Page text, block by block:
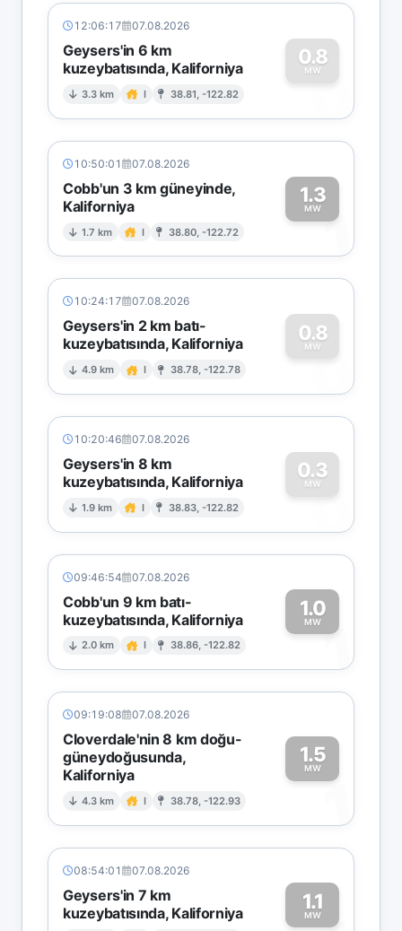
12:06:17 07.08.2026
Geysers'in 6 km
kuzeybatısında, Kaliforniya
3.3 km I 38.81, -122.82
0.8
MW
0
10:50:01 07.08.2026
Cobb'un 3 km güneyinde,
Kaliforniya
1.7 km I 38.80, -122.72
1.3
MW1
10:24:17 07.08.2026
Geysers'in 2 km batı-
kuzeybatısında, Kaliforniya
4.9 km I 38.78, -122.78
0.8
MW
0
10:20:46 07.08.2026
Geysers'in 8 km
kuzeybatısında, Kaliforniya
1.9 km I 38.83, -122.82
0.3
MW
0
09:46:54 07.08.2026
Cobb'un 9 km batı-
kuzeybatısında, Kaliforniya
2.0 km I 38.86, -122.82
1.0
MW1
09:19:08 07.08.2026
Cloverdale'nin 8 km doğu-
güneydoğusunda,
Kaliforniya
4.3 km I 38.78, -122.93
1.5
MW
1
08:54:01 07.08.2026
Geysers'in 7 km
kuzeybatısında, Kaliforniya
1.1
MW